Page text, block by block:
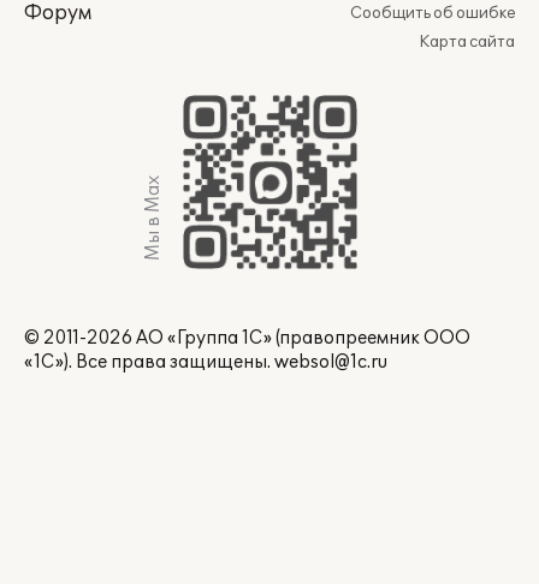
Форум
Сообщить об ошибке
Карта сайта
Мы в Max
© 2011-2026 АО «Группа 1С» (правопреемник ООО
«1С»). Все права защищены. websol@1c.ru